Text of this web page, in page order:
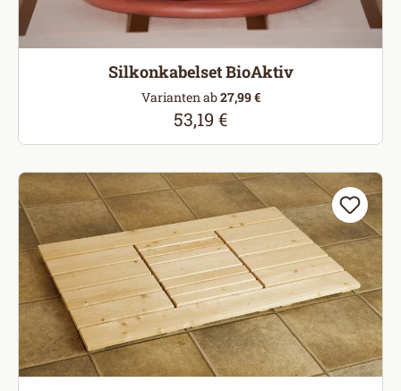
Silkonkabelset BioAktiv
Varianten ab27,99 €
Regulärer Preis:
53,19 €